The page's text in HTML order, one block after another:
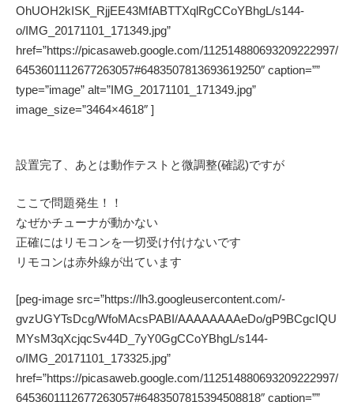
OhUOH2kISK_RjjEE43MfABTTXqlRgCCoYBhgL/s144-
o/IMG_20171101_171349.jpg”
href=”https://picasaweb.google.com/112514880693209222997/
6453601112677263057#6483507813693619250″ caption=””
type=”image” alt=”IMG_20171101_171349.jpg”
image_size=”3464×4618″ ]
設置完了、あとは動作テストと微調整(確認)ですが
ここで問題発生！！
なぜかチューナが動かない
正確にはリモコンを一切受け付けないです
リモコンは赤外線が出ています
[peg-image src=”https://lh3.googleusercontent.com/-
gvzUGYTsDcg/WfoMAcsPABI/AAAAAAAAeDo/gP9BCgcIQU
MYsM3qXcjqcSv44D_7yY0GgCCoYBhgL/s144-
o/IMG_20171101_173325.jpg”
href=”https://picasaweb.google.com/112514880693209222997/
6453601112677263057#6483507815394508818″ caption=””